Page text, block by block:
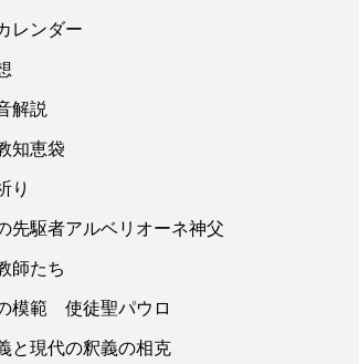
レンダー
解説
知恵袋
り
先駆者アルベリオーネ神父
師たち
模範 使徒聖パウロ
と現代の釈義の相克